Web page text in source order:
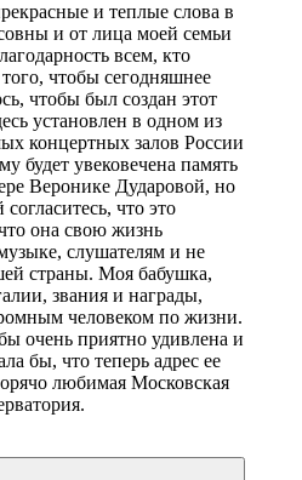
и теплые слова в
и от лица моей семьи
всем, кто
чтобы сегодняшнее
чтобы был создан этот
установлен в одном из
концертных залов России
будет увековечена память
Веронике Дударовой, но
что это
она свою жизнь
слушателям и не
страны. Моя бабушка,
звания и награды,
человеком по жизни.
очень приятно удивлена и
бы, что теперь адрес ее
любимая Московская